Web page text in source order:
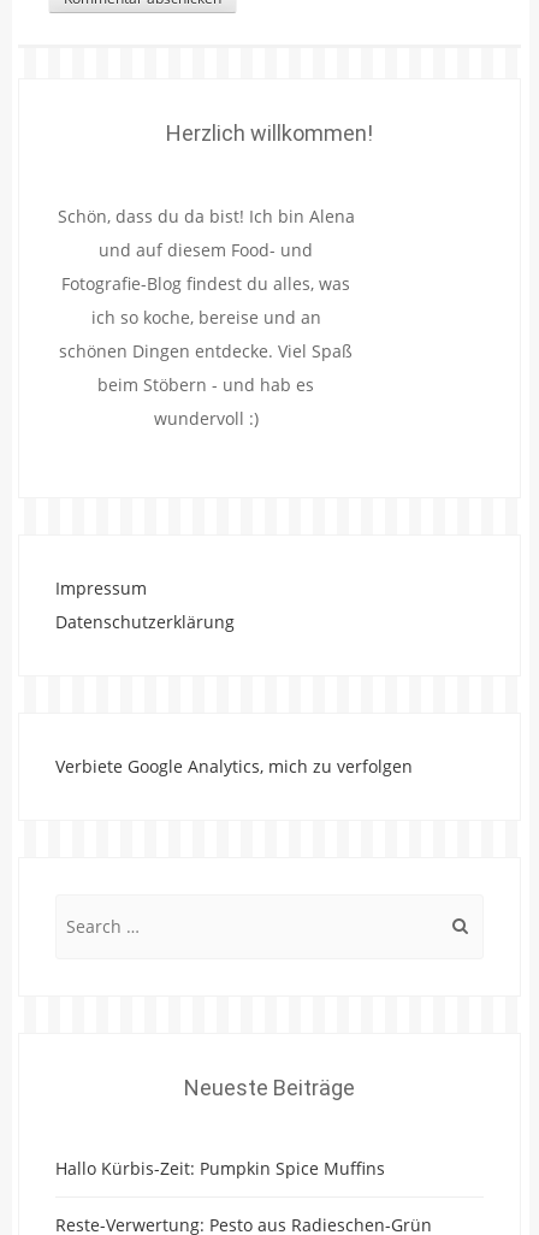
Herzlich willkommen!
Schön, dass du da bist! Ich bin Alena
und auf diesem Food- und
Fotografie-Blog findest du alles, was
ich so koche, bereise und an
schönen Dingen entdecke. Viel Spaß
beim Stöbern - und hab es
wundervoll :)
Impressum
Datenschutzerklärung
Verbiete Google Analytics, mich zu verfolgen
Neueste Beiträge
Hallo Kürbis-Zeit: Pumpkin Spice Muffins
Reste-Verwertung: Pesto aus Radieschen-Grün